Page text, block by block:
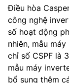
Điều hòa
công nghệ
số hoạt động
nhiên, mẫu
chỉ số CSPF là
mẫu máy
bổ sung thêm